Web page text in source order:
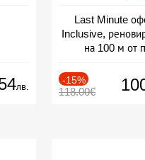
лв.
Last Minute
Inclusive,
на 100 м от
-15%
118.00€